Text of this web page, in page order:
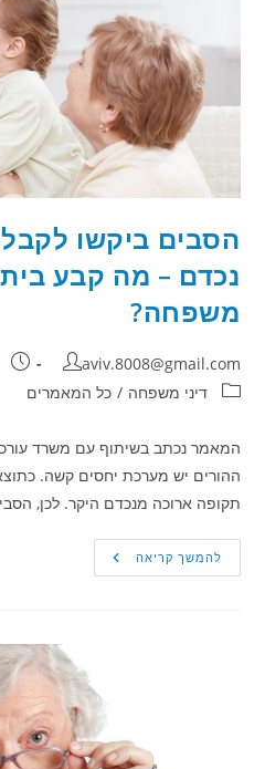
יש
גרסה
הפוכה
לחלוטין.
מה
קבע
בית
הדין
הרבני?
הסבים ביקשו
נכדם – מה קבע
משפחה?
מחבר:
aviv.8008@gmail.com
קטגוריה:דיני משפחה / כל המאמרים
המאמר נכתב בשיתוף עם משרד
ההורים יש מערכת יחסים קשה.
תקופה ארוכה מנכדם היקר. לכן,
להמשך קריאההסבים
ביקשו
המשפט
לענייני
משפחה?